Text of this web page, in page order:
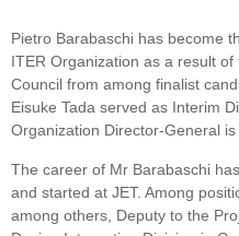
Pietro Barabaschi has become
ITER Organization as a result
Council from among finalist
Eisuke Tada served as Interim
Organization Director-General
The career of Mr Barabaschi
and started at JET. Among
among others, Deputy to the